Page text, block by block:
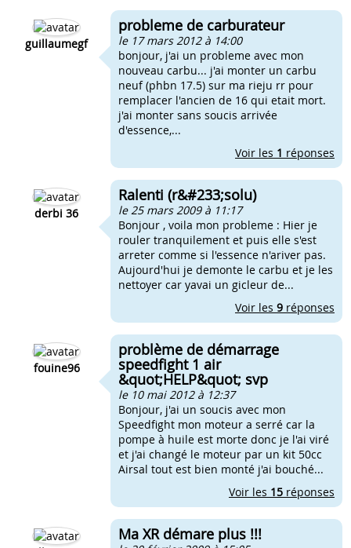
guillaumegf
probleme de carburateur
le 17 mars 2012 à 14:00
bonjour, j'ai un probleme avec mon
nouveau carbu... j'ai monter un carbu
neuf (phbn 17.5) sur ma rieju rr pour
remplacer l'ancien de 16 qui etait mort.
j'ai monter sans soucis arrivée
d'essence,...
Voir les 1 réponses
derbi 36
Ralenti (r&#233;solu)
le 25 mars 2009 à 11:17
Bonjour , voila mon probleme : Hier je
rouler tranquilement et puis elle s'est
arreter comme si l'essence n'ariver pas.
Aujourd'hui je demonte le carbu et je les
nettoyer car yavai un gicleur de...
Voir les 9 réponses
fouine96
problème de démarrage
speedfight 1 air
&quot;HELP&quot; svp
le 10 mai 2012 à 12:37
Bonjour, j'ai un soucis avec mon
Speedfight mon moteur a serré car la
pompe à huile est morte donc je l'ai viré
et j'ai changé le moteur par un kit 50cc
Airsal tout est bien monté j'ai bouché...
Voir les 15 réponses
Ma XR démare plus !!!